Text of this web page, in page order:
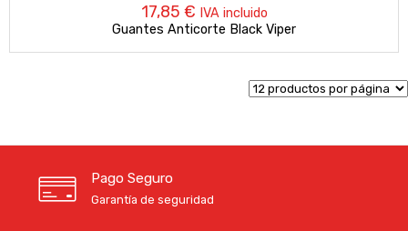
17,85 € IVA incluido
Guantes Anticorte Black Viper
Pago Seguro
Garantía de seguridad